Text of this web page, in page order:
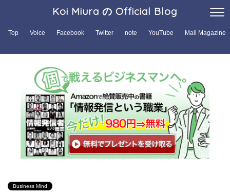
Koi Miura の Official Blog
Top Voice Facebook Twitter note YouTube Mail Magazine
Business Mind